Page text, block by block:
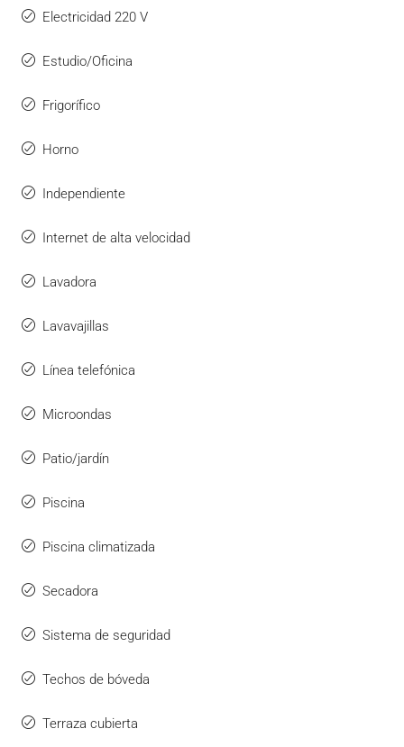
Electricidad 220 V
Estudio/Oficina
Frigorífico
Horno
Independiente
Internet de alta velocidad
Lavadora
Lavavajillas
Línea telefónica
Microondas
Patio/jardín
Piscina
Piscina climatizada
Secadora
Sistema de seguridad
Techos de bóveda
Terraza cubierta